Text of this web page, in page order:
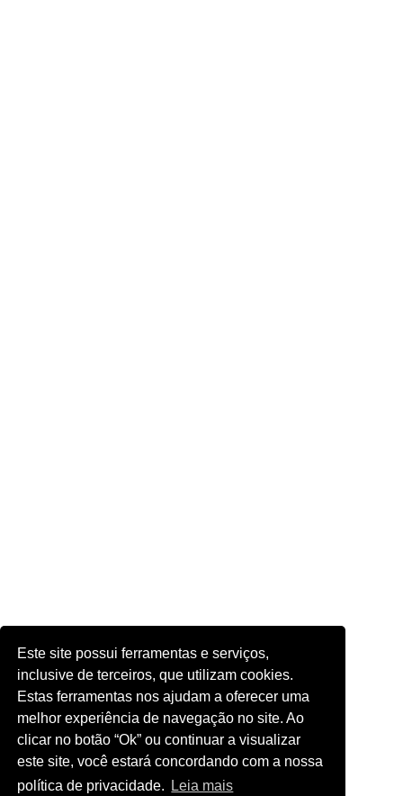
Este site possui ferramentas e serviços,
inclusive de terceiros, que utilizam cookies.
Estas ferramentas nos ajudam a oferecer uma
melhor experiência de navegação no site. Ao
clicar no botão “Ok” ou continuar a visualizar
este site, você estará concordando com a nossa
política de privacidade.
Leia mais